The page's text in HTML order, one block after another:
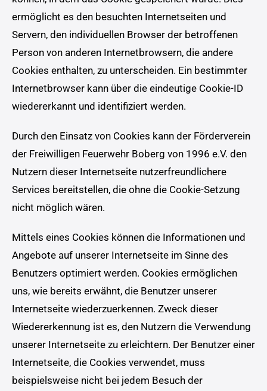
ermöglicht es den besuchten Internetseiten und
Servern, den individuellen Browser der betroffenen
Person von anderen Internetbrowsern, die andere
Cookies enthalten, zu unterscheiden. Ein bestimmter
Internetbrowser kann über die eindeutige Cookie-ID
wiedererkannt und identifiziert werden.
Durch den Einsatz von Cookies kann der Förderverein
der Freiwilligen Feuerwehr Boberg von 1996 e.V. den
Nutzern dieser Internetseite nutzerfreundlichere
Services bereitstellen, die ohne die Cookie-Setzung
nicht möglich wären.
Mittels eines Cookies können die Informationen und
Angebote auf unserer Internetseite im Sinne des
Benutzers optimiert werden. Cookies ermöglichen
uns, wie bereits erwähnt, die Benutzer unserer
Internetseite wiederzuerkennen. Zweck dieser
Wiedererkennung ist es, den Nutzern die Verwendung
unserer Internetseite zu erleichtern. Der Benutzer einer
Internetseite, die Cookies verwendet, muss
beispielsweise nicht bei jedem Besuch der